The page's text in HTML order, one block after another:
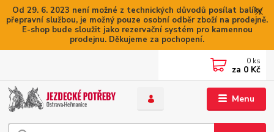
Od 29. 6. 2023 není možné z technických důvodů posílat balíky
přepravní službou, je možný pouze osobní odběr zboží na prodejně.
E-shop bude sloužit jako rezervační systém pro kamennou
prodejnu. Děkujeme za pochopení.
Menu
0 ks
za 0 Kč